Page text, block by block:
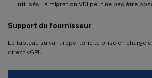
utilisés, la migration VDI peut ne pas être
Support du fournisseur
Le tableau suivant répertorie la prise en charge
direct vGPU :